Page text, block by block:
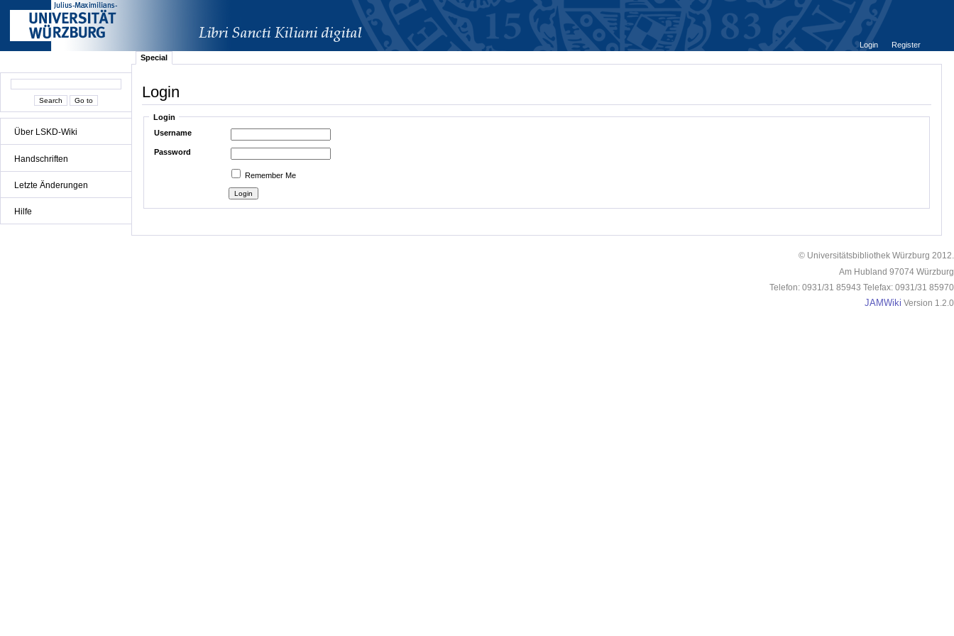
Über LSKD-Wiki
Handschriften
Letzte Änderungen
Hilfe
Login
Register
Special
Login
Login
Username
Password
Remember Me
© Universitätsbibliothek Würzburg 2012.
Am Hubland 97074 Würzburg
Telefon: 0931/31 85943 Telefax: 0931/31 85970
JAMWiki Version 1.2.0